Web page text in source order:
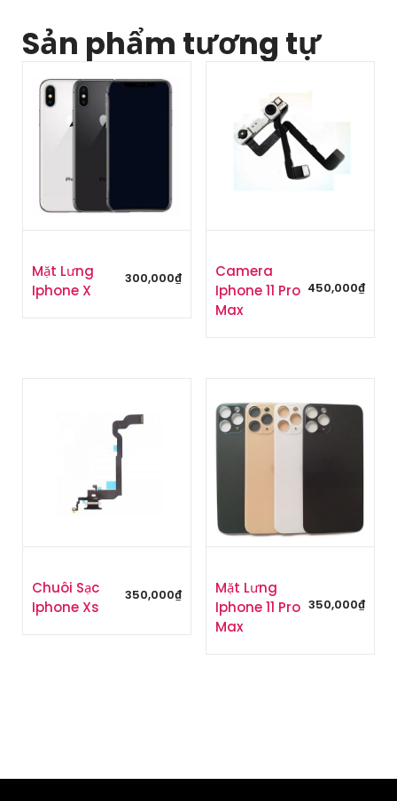
Sản phẩm tương tự
Mặt Lưng
Iphone X
300,000₫
Camera
Iphone 11 Pro
Max
450,000₫
Chuôi Sạc
Iphone Xs
350,000₫
Mặt Lưng
Iphone 11 Pro
Max
350,000₫